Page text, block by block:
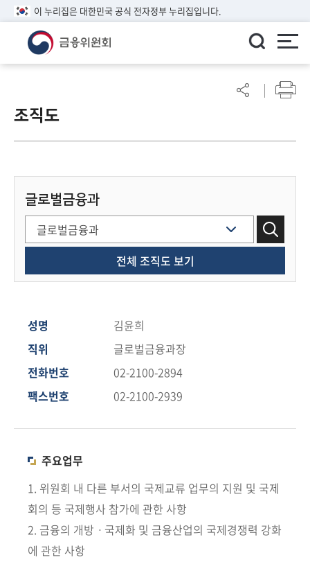
이 누리집은 대한민국 공식 전자정부 누리집입니다.
린
이알
개
조직도
글로벌금융과
전체 조직도 보기
성명
김윤희
직위
글로벌금융과장
전화번호
02-2100-2894
팩스번호
02-2100-2939
주요업무
1. 위원회 내 다른 부서의 국제교류 업무의 지원 및 국제
회의 등 국제행사 참가에 관한 사항
2. 금융의 개방ㆍ국제화 및 금융산업의 국제경쟁력 강화
에 관한 사항